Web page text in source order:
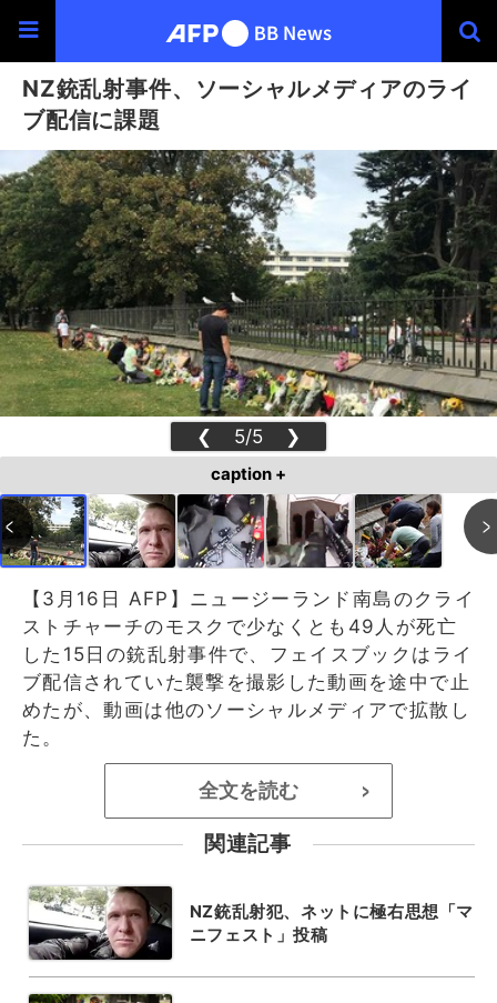
NZ銃乱射事件、ソーシャルメディアのライ
ブ配信に課題
❮ 5/5 ❯
caption +
【3月16日 AFP】ニュージーランド南島のクライ
ストチャーチのモスクで少なくとも49人が死亡
した15日の銃乱射事件で、フェイスブックはライ
ブ配信されていた襲撃を撮影した動画を途中で止
めたが、動画は他のソーシャルメディアで拡散し
た。
全文を読む >
関連記事
NZ銃乱射犯、ネットに極右思想「マ
ニフェスト」投稿